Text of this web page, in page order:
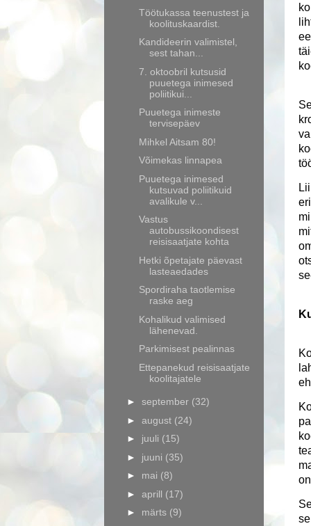
Töötukassa teenustest ja
koolituskaardist.
Kandideerin valimistel,
sest tahan...
7. oktoobril kutsusid
puuetega inimesed
poliitikui...
Puuetega inimeste
tervisepäev
Mihkel Aitsam 80!
Võimekas linnapea
Puuetega inimesed
kutsuvad poliitikuid
avalikule v...
Vastus
autobussikoondisest
reisisaatjate kohta
Hetki õpetajate päevast
lasteaedades
Spordiraha taotlemise
raske aeg
Kohalikud valimised
lähenevad.
Parkimisest pealinnas
Ettepanekud reisisaatjate
koolitajatele
► september (32)
► august (24)
► juuli (15)
► juuni (35)
► mai (8)
► aprill (17)
► märts (9)